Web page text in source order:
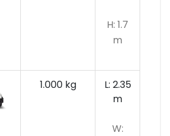
H: 1.7
m
1.000 kg
L: 2.35
m
W: